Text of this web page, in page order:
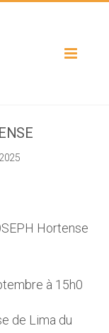
Toggle
Hortense
à 15h0
de Lima du